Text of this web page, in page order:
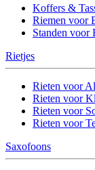
Koffers &
Riemen voor
Standen voor
Rietjes
Rieten voor
Rieten voor
Rieten voor
Rieten voor
Saxofoons